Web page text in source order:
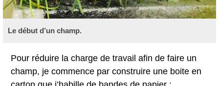
Le début d’un champ.
Pour réduire la charge de travail afin de faire un
champ, je commence par construire une boite en